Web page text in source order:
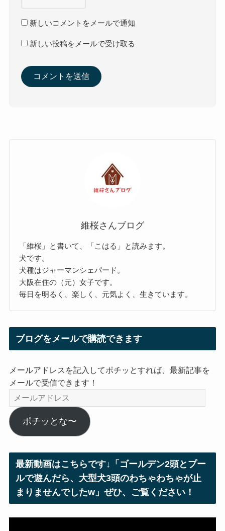
新しいコメントをメールで通知
新しい投稿をメールで受け取る
維桜さんブログ
「維桜」と書いて、「こはる」と読みます。
犬です。
犬種はジャーマンシェパード。
大阪在住の（元）女子です。
毎日を明るく、楽しく、元気よく、生きています。
ブログをメールで購読できます
メールアドレスを記入してポチッとすれば、最新記事を
メールで受信できます！
メ
ー
ル
ア
ス
ポチッとな〜
最新動画はこちらです↓「ゴールデン2頭とプー
ルで遊んだら、大型犬3頭のわちゃわちゃが止
まりませんでしたw」ぜひ、ご覧ください！